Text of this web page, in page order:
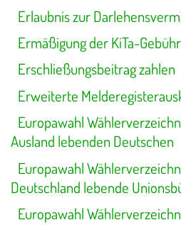
Erlaubnis zur
Ermäßigung der KiTa-
Erschließungsbeitrag zahlen
Erweiterte
Europawahl
Ausland lebenden Deutschen
Europawahl
Deutschland lebende
Europawahl